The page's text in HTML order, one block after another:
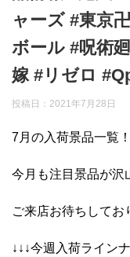
ャーズ #東京
ボール #呪術
嫁 #リゼロ
投稿日： 2021年7月28日
7月の入荷景品一覧！
今月も注目景品が沢
ご来店お待ちしてお
↓↓↓今週入荷ライン